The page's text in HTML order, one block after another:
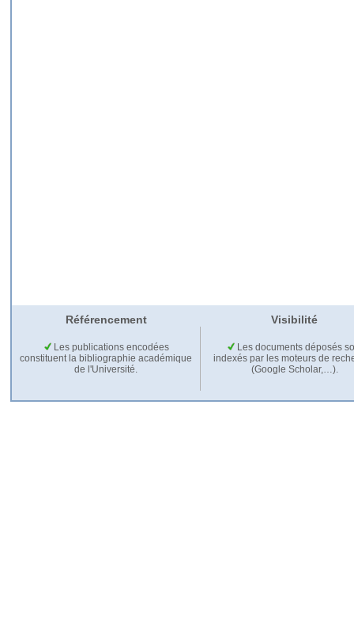
Référencement Visibilité
Les publications encodées
constituent la bibliographie académique
de l'Université.
Les documents déposés
indexés par les moteurs de
(Google Scholar,…).